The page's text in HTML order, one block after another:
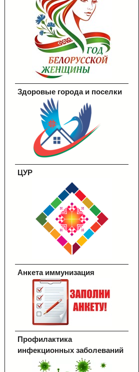
Здоровые города и поселки
ЦУР
Анкета иммунизация
Профилактика
инфекционных заболеваний